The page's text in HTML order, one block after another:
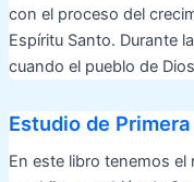
con el proceso del
Espíritu Santo. Durante
cuando el pueblo de
Estudio de
En este libro tenemos el